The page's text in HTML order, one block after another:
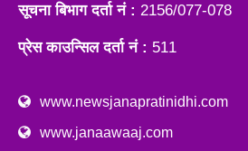
सूचना बिभाग दर्ता नं : 2156/077-078
प्रेस काउन्सिल दर्ता नं : 511
www.newsjanapratinidhi.com
www.janaawaaj.com